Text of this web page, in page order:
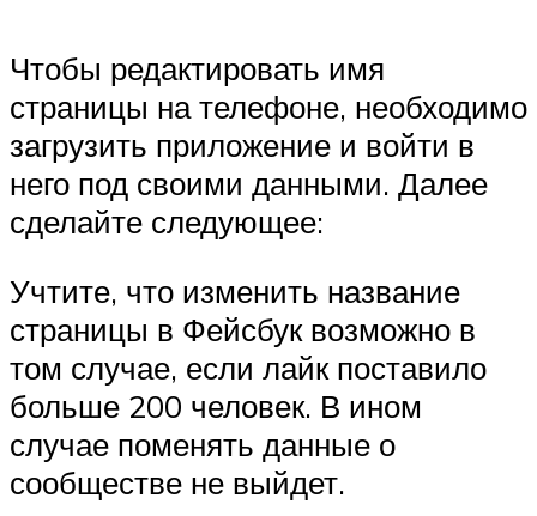
Чтобы редактировать имя
страницы на телефоне, необходимо
загрузить приложение и войти в
него под своими данными. Далее
сделайте следующее:
Учтите, что изменить название
страницы в Фейсбук возможно в
том случае, если лайк поставило
больше 200 человек. В ином
случае поменять данные о
сообществе не выйдет.